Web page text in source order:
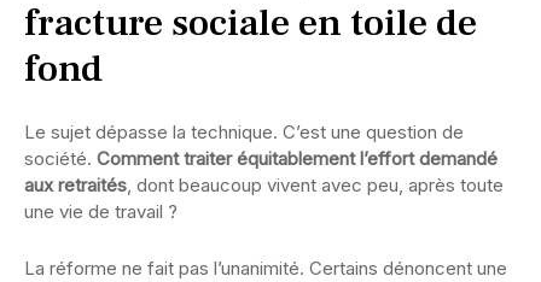
fracture sociale en toile de
fond
Le sujet dépasse la technique. C’est une question de
société. Comment traiter équitablement l’effort demandé
aux retraités, dont beaucoup vivent avec peu, après toute
une vie de travail ?
La réforme ne fait pas l’unanimité. Certains dénoncent une